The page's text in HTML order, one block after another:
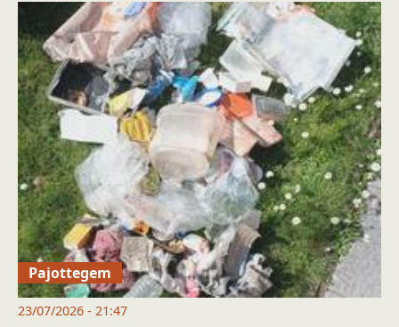
Pajottegem
23/07/2026 - 21:47